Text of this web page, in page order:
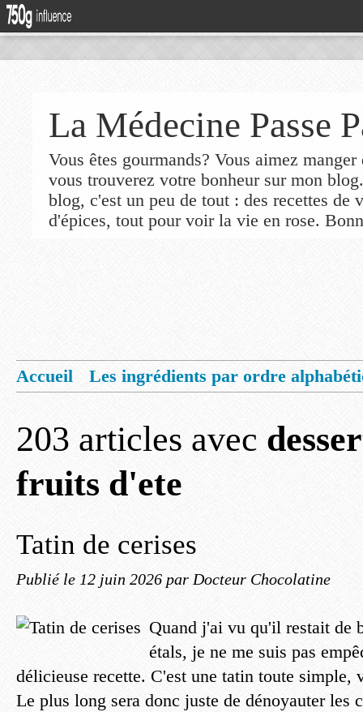
La Médecine Passe
Vous êtes gourmands? Vous aimez
vous trouverez votre bonheur sur mon
blog, c'est un peu de tout : des recettes de
d'épices, tout pour voir la vie en rose.
Accueil
Les ingrédients par ordre
203 articles avec
fruits d'ete
Tatin de cerises
Publié le 12 juin 2026 par Docteur Chocolatine
Quand j'ai vu qu'il restait de
étals, je ne me suis pas
délicieuse recette. C'est une tatin toute simple,
Le plus long sera donc juste de dénoyauter les